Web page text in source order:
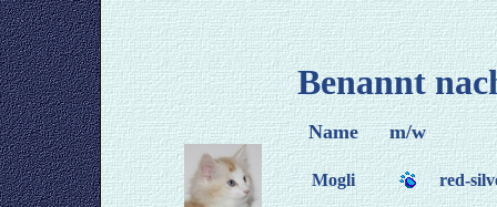
Benannt
Name m/w
Mogli red-